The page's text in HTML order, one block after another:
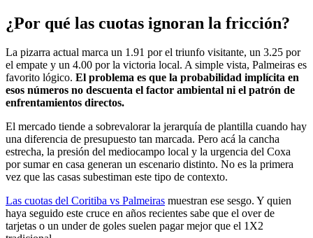
¿Por qué las cuotas ignoran la fricción?
La pizarra actual marca un 1.91 por el triunfo visitante, un 3.25 por
el empate y un 4.00 por la victoria local. A simple vista, Palmeiras es
favorito lógico. El problema es que la probabilidad implícita en
esos números no descuenta el factor ambiental ni el patrón de
enfrentamientos directos.
El mercado tiende a sobrevalorar la jerarquía de plantilla cuando hay
una diferencia de presupuesto tan marcada. Pero acá la cancha
estrecha, la presión del mediocampo local y la urgencia del Coxa
por sumar en casa generan un escenario distinto. No es la primera
vez que las casas subestiman este tipo de contexto.
Las cuotas del Coritiba vs Palmeiras muestran ese sesgo. Y quien
haya seguido este cruce en años recientes sabe que el over de
tarjetas o un under de goles suelen pagar mejor que el 1X2